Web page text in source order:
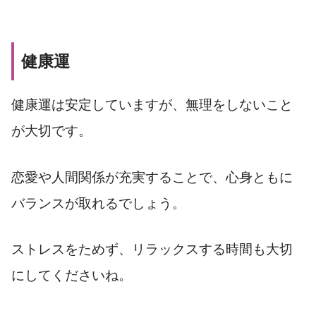
健康運
健康運は安定していますが、無理をしないこと
が大切です。
恋愛や人間関係が充実することで、心身ともに
バランスが取れるでしょう。
ストレスをためず、リラックスする時間も大切
にしてくださいね。